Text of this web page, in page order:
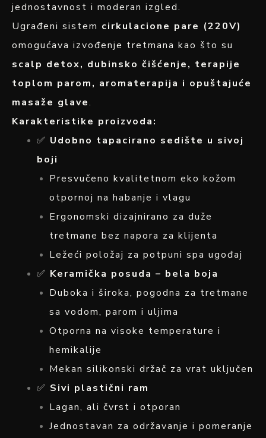
jednostavnost i moderan izgled.
Ugrađeni sistem cirkulacione pare (220V)
omogućava izvođenje tretmana kao što su
scalp detox, dubinsko čišćenje, terapije
toplom parom, aromaterapija i opuštajuće
masaže glave.
Karakteristike proizvoda:
✅ Udobno tapacirano sedište u sivoj
boji
Presvučeno kvalitetnom eko kožom
otpornoj na habanje i vlagu
Ergonomski dizajnirano za duže
tretmane bez napora za klijenta
Ležeći položaj za potpuni spa ugođaj
✅ Keramička posuda – bela boja
Duboka i široka, pogodna za tretmane
sa vodom, parom i uljima
Otporna na visoke temperature i
hemikalije
Mekan silikonski držač za vrat uključen
✅ Sivi plastični ram
Lagan, ali čvrst i otporan
Jednostavan za održavanje i pomeranje